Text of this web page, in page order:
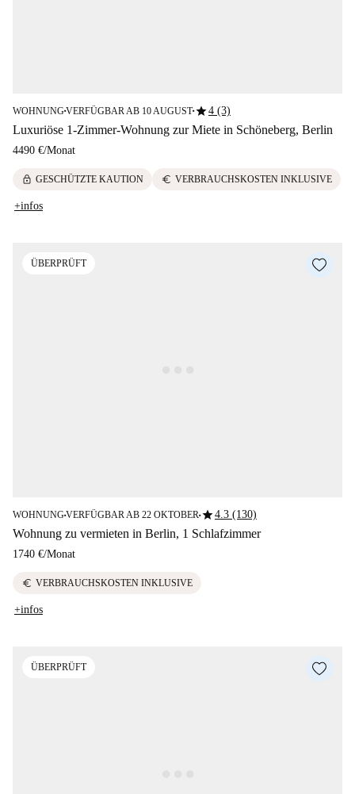
WOHNUNG■VERFÜGBAR AB 10 AUGUST■star4 (3)
Luxuriöse 1-Zimmer-Wohnung zur Miete in Schöneberg, Berlin
4490 €/Monat
lock GESCHÜTZTE KAUTION euro VERBRAUCHSKOSTEN INKLUSIVE
+infos
ÜBERPRÜFT
WOHNUNG■VERFÜGBAR AB 22 OKTOBER■star4.3 (130)
Wohnung zu vermieten in Berlin, 1 Schlafzimmer
1740 €/Monat
euro VERBRAUCHSKOSTEN INKLUSIVE
+infos
ÜBERPRÜFT